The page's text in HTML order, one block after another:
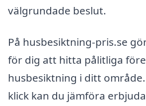
välgrundade beslut.
På husbesiktning-pris.se
för dig att hitta pålitliga
husbesiktning i ditt
klick kan du jämföra